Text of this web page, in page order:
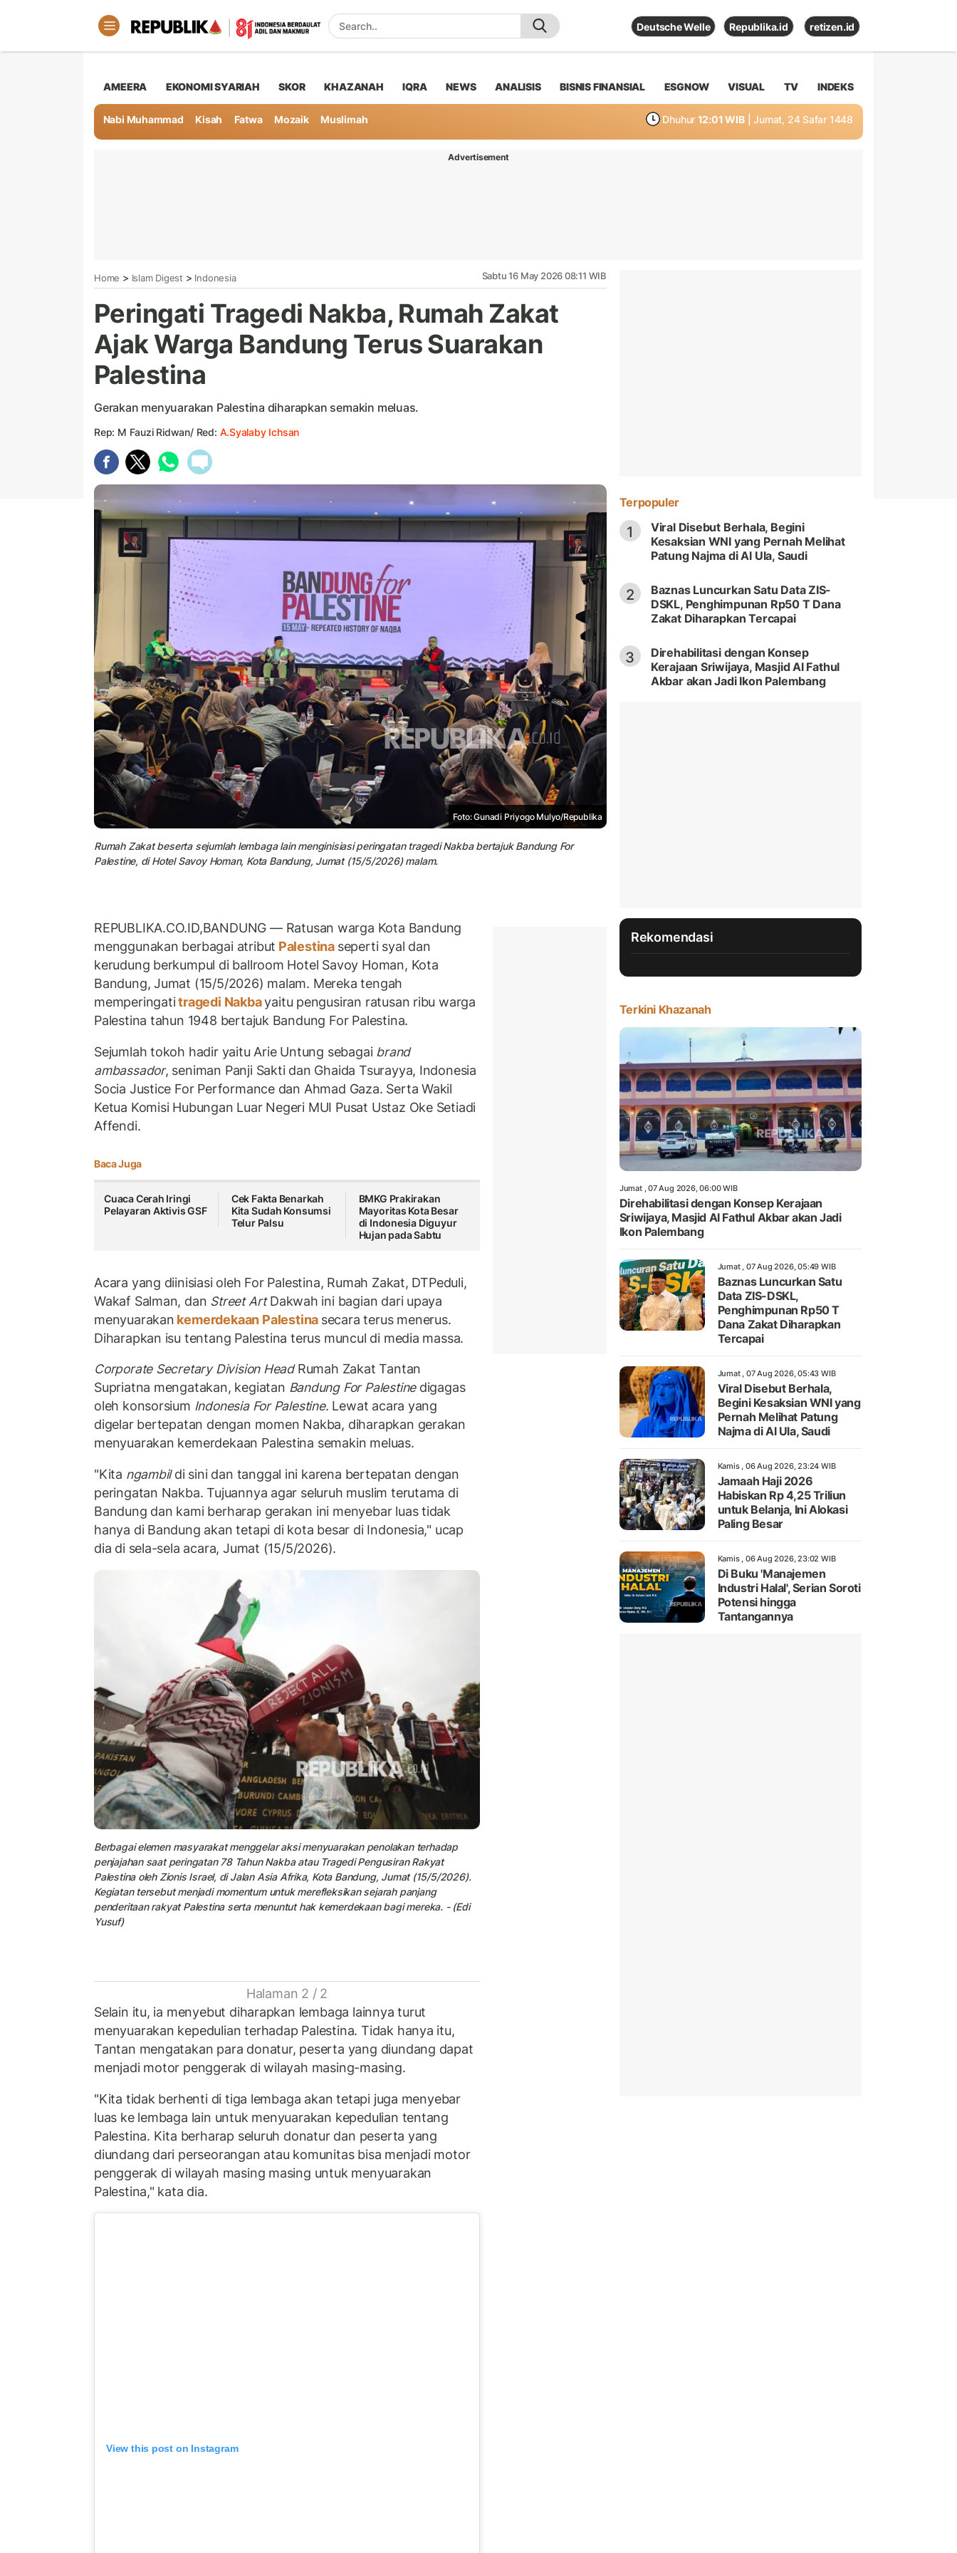
Deutsche Welle Republika.id retizen.id
AMEERA EKONOMI SYARIAH SKOR KHAZANAH IQRA NEWS ANALISIS BISNIS FINANSIAL ESGNOW VISUAL TV INDEKS
Nabi Muhammad Kisah Fatwa Mozaik Muslimah Dhuhur 12:01 WIB | Jumat, 24 Safar 1448
Advertisement
Home > Islam Digest > Indonesia Sabtu 16 May 2026 08:11 WIB
Peringati Tragedi Nakba, Rumah Zakat
Ajak Warga Bandung Terus Suarakan
Palestina
Gerakan menyuarakan Palestina diharapkan semakin meluas.
Rep: M Fauzi Ridwan/ Red: A.Syalaby Ichsan
Foto: Gunadi Priyogo Mulyo/Republika
Rumah Zakat beserta sejumlah lembaga lain menginisiasi peringatan tragedi Nakba bertajuk Bandung For
Palestine, di Hotel Savoy Homan, Kota Bandung, Jumat (15/5/2026) malam.
REPUBLIKA.CO.ID,BANDUNG — Ratusan warga Kota Bandung
menggunakan berbagai atribut Palestina seperti syal dan
kerudung berkumpul di ballroom Hotel Savoy Homan, Kota
Bandung, Jumat (15/5/2026) malam. Mereka tengah
memperingatitragedi Nakbayaitu pengusiran ratusan ribu warga
Palestina tahun 1948 bertajuk Bandung For Palestina.
Sejumlah tokoh hadir yaitu Arie Untung sebagai brand
ambassador, seniman Panji Sakti dan Ghaida Tsurayya, Indonesia
Socia Justice For Performance dan Ahmad Gaza. Serta Wakil
Ketua Komisi Hubungan Luar Negeri MUI Pusat Ustaz Oke Setiadi
Affendi.
Baca Juga
Cuaca Cerah Iringi
Pelayaran Aktivis GSF
Cek Fakta Benarkah
Kita Sudah Konsumsi
Telur Palsu
BMKG Prakirakan
Mayoritas Kota Besar
di Indonesia Diguyur
Hujan pada Sabtu
Acara yang diinisiasi oleh For Palestina, Rumah Zakat, DTPeduli,
Wakaf Salman, dan Street ArtDakwah ini bagian dari upaya
menyuarakan kemerdekaan Palestina secara terus menerus.
Diharapkan isu tentang Palestina terus muncul di media massa.
Corporate Secretary Division HeadRumah Zakat Tantan
Supriatna mengatakan, kegiatan Bandung For Palestinedigagas
oleh konsorsium Indonesia For Palestine. Lewat acara yang
digelar bertepatan dengan momen Nakba, diharapkan gerakan
menyuarakan kemerdekaan Palestina semakin meluas.
"Kita ngambildi sini dan tanggal ini karena bertepatan dengan
peringatan Nakba. Tujuannya agar seluruh muslim terutama di
Bandung dan kami berharap gerakan ini menyebar luas tidak
hanya di Bandung akan tetapi di kota besar di Indonesia," ucap
dia di sela-sela acara, Jumat (15/5/2026).
Berbagai elemen masyarakat menggelar aksi menyuarakan penolakan terhadap
penjajahan saat peringatan 78 Tahun Nakba atau Tragedi Pengusiran Rakyat
Palestina oleh Zionis Israel, di Jalan Asia Afrika, Kota Bandung, Jumat (15/5/2026).
Kegiatan tersebut menjadi momentum untuk merefleksikan sejarah panjang
penderitaan rakyat Palestina serta menuntut hak kemerdekaan bagi mereka. - (Edi
Yusuf)
Halaman 2 / 2
Selain itu, ia menyebut diharapkan lembaga lainnya turut
menyuarakan kepedulian terhadap Palestina. Tidak hanya itu,
Tantan mengatakan para donatur, peserta yang diundang dapat
menjadi motor penggerak di wilayah masing-masing.
"Kita tidak berhenti di tiga lembaga akan tetapi juga menyebar
luas ke lembaga lain untuk menyuarakan kepedulian tentang
Palestina. Kita berharap seluruh donatur dan peserta yang
diundang dari perseorangan atau komunitas bisa menjadi motor
penggerak di wilayah masing masing untuk menyuarakan
Palestina," kata dia.
View this post on Instagram
Terpopuler
1
Viral Disebut Berhala, Begini
Kesaksian WNI yang Pernah Melihat
Patung Najma di Al Ula, Saudi
2
Baznas Luncurkan Satu Data ZIS-
DSKL, Penghimpunan Rp50 T Dana
Zakat Diharapkan Tercapai
3
Direhabilitasi dengan Konsep
Kerajaan Sriwijaya, Masjid Al Fathul
Akbar akan Jadi Ikon Palembang
Rekomendasi
Terkini Khazanah
Jumat , 07 Aug 2026, 06:00 WIB
Direhabilitasi dengan Konsep Kerajaan
Sriwijaya, Masjid Al Fathul Akbar akan Jadi
Ikon Palembang
Jumat , 07 Aug 2026, 05:49 WIB
Baznas Luncurkan Satu
Data ZIS-DSKL,
Penghimpunan Rp50 T
Dana Zakat Diharapkan
Tercapai
Jumat , 07 Aug 2026, 05:43 WIB
Viral Disebut Berhala,
Begini Kesaksian WNI yang
Pernah Melihat Patung
Najma di Al Ula, Saudi
Kamis , 06 Aug 2026, 23:24 WIB
Jamaah Haji 2026
Habiskan Rp 4,25 Triliun
untuk Belanja, Ini Alokasi
Paling Besar
Kamis , 06 Aug 2026, 23:02 WIB
Di Buku 'Manajemen
Industri Halal', Serian Soroti
Potensi hingga
Tantangannya